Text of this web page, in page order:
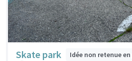
Skate park
Idée non retenue